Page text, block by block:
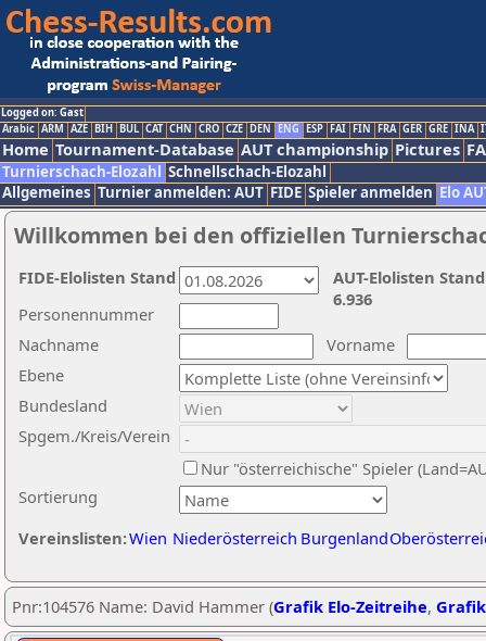
Logged on: Gast
Arabic ARM AZE BIH BUL CAT CHN CRO CZE DEN ENG ESP FAI FIN FRA GER GRE INA
Home Tournament-Database AUT championship Pictures
Turnierschach-Elozahl Schnellschach-Elozahl
Allgemeines Turnier anmelden: AUT FIDE Spieler anmelden Elo
Willkommen bei den offiziellen
Nachname
Vorname
Ebene
Sortierung
Personennummer
Bundesland
Spgem./Kreis/Verein
Nur "österreichische" Spieler
Vereinslisten:Wien Niederösterreich Burgenland
AUT-Elolisten
6.936
FIDE-Elolisten Stand
Pnr:104576 Name: David Hammer (Grafik Elo-Zeitreihe,